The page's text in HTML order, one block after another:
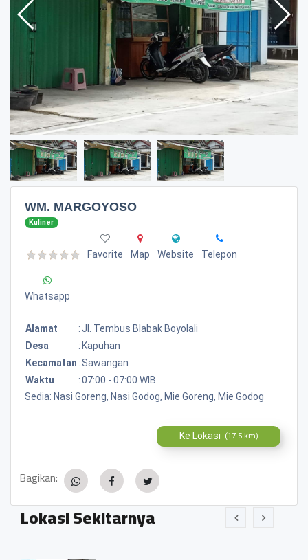
WM. MARGOYOSO
Kuliner
Favorite Map Website Telepon
Whatsapp
Alamat : Jl. Tembus Blabak Boyolali
Desa
: Kapuhan
Kecamatan : Sawangan
Waktu
:07:00 - 07:00 WIB
Sedia: Nasi Goreng, Nasi Godog, Mie Goreng, Mie Godog
Ke Lokasi (17.5 km)
Bagikan:
Lokasi Sekitarnya